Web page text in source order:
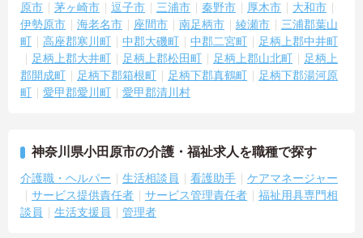
原市
茅ヶ崎市 逗子市 三浦市 秦野市 厚木市
大和市
伊勢原市
海老名市 座間市 南足柄市 綾瀬市
三浦郡葉山
町
高座郡寒川町 中郡大磯町 中郡二宮町
足柄上郡中井町
足柄上郡大井町
足柄上郡松田町 足柄上郡山北町
足柄上
郡開成町
足柄下郡箱根町 足柄下郡真鶴町
足柄下郡湯河原
町
愛甲郡愛川町 愛甲郡清川村
神奈川県小田原市の介護・福祉求人を職種で探す
介護職・ヘルパー 生活相談員 看護助手
ケアマネージャー
サービス提供責任者
サービス管理責任者
福祉用具専門相
談員
生活支援員 管理者